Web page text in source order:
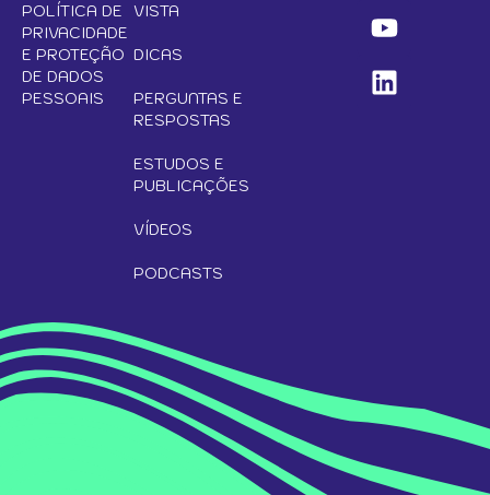
POLÍTICA DE
PRIVACIDADE
E PROTEÇÃO
DE DADOS
PESSOAIS
VISTA
DICAS
PERGUNTAS E
RESPOSTAS
ESTUDOS E
PUBLICAÇÕES
VÍDEOS
PODCASTS